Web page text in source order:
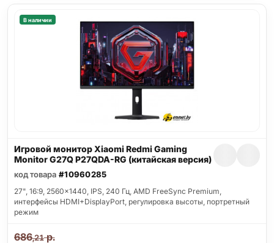
В наличии
Игровой монитор Xiaomi Redmi Gaming
Monitor G27Q P27QDA-RG (китайская версия)
код товара #10960285
27", 16:9, 2560x1440, IPS, 240 Гц, AMD FreeSync Premium,
интерфейсы HDMI+DisplayPort, регулировка высоты, портретный
режим
686,21р.